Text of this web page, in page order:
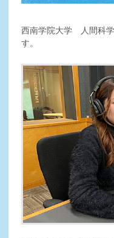
西南学院大学 人間科
す。